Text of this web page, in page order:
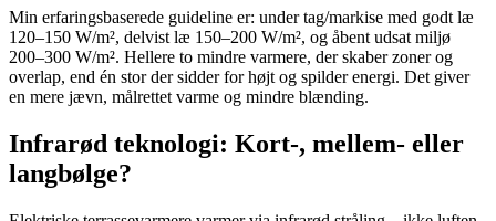
Min erfaringsbaserede guideline er: under tag/markise med godt læ
120–150 W/m², delvist læ 150–200 W/m², og åbent udsat miljø
200–300 W/m². Hellere to mindre varmere, der skaber zoner og
overlap, end én stor der sidder for højt og spilder energi. Det giver
en mere jævn, målrettet varme og mindre blænding.
Infrarød teknologi: Kort-, mellem- eller
langbølge?